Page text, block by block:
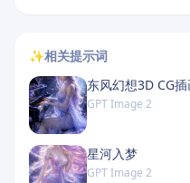
✨相关提示词
东风幻想3D CG
GPT Image 2
星河入梦
GPT Image 2